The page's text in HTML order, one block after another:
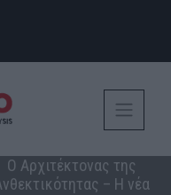
Ο Αρχιτέκτονας της
– Η νέα